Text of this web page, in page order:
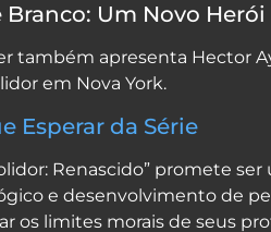
Branco: Um Novo Herói
também apresenta Hector
em Nova York.
Esperar da Série
Renascido” promete
e desenvolvimento de
os limites morais de seus